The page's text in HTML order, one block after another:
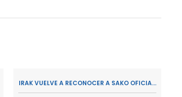
IRAK VUELVE A RECONOCER A SAKO OFICIA...